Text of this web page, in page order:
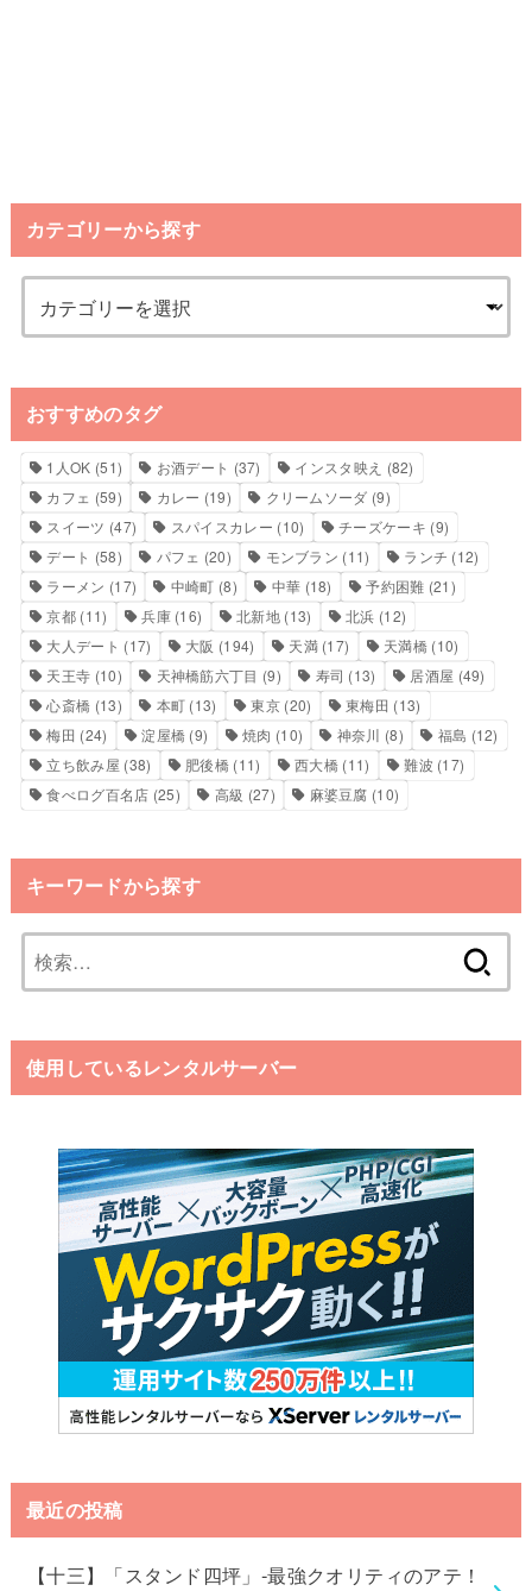
カテゴリーから探す
おすすめのタグ
1人OK (51) お酒デート (37) インスタ映え (82)
カフェ (59) カレー (19) クリームソーダ (9)
スイーツ (47) スパイスカレー (10) チーズケーキ (9)
デート (58) パフェ (20) モンブラン (11) ランチ (12)
ラーメン (17) 中崎町 (8) 中華 (18) 予約困難 (21)
京都 (11) 兵庫(16) 北新地(13) 北浜 (12)
大人デート (17) 大阪 (194) 天満(17) 天満橋(10)
天王寺 (10) 天神橋筋六丁目 (9) 寿司 (13) 居酒屋 (49)
心斎橋 (13) 本町 (13) 東京(20) 東梅田 (13)
梅田 (24) 淀屋橋 (9) 焼肉 (10) 神奈川 (8) 福島 (12)
立ち飲み屋 (38) 肥後橋 (11) 西大橋 (11) 難波 (17)
食べログ百名店 (25) 高級 (27) 麻婆豆腐 (10)
キーワードから探す
索:
使用しているレンタルサーバー
最近の投稿
【十三】「スタンド四坪」-最強クオリティのアテ！